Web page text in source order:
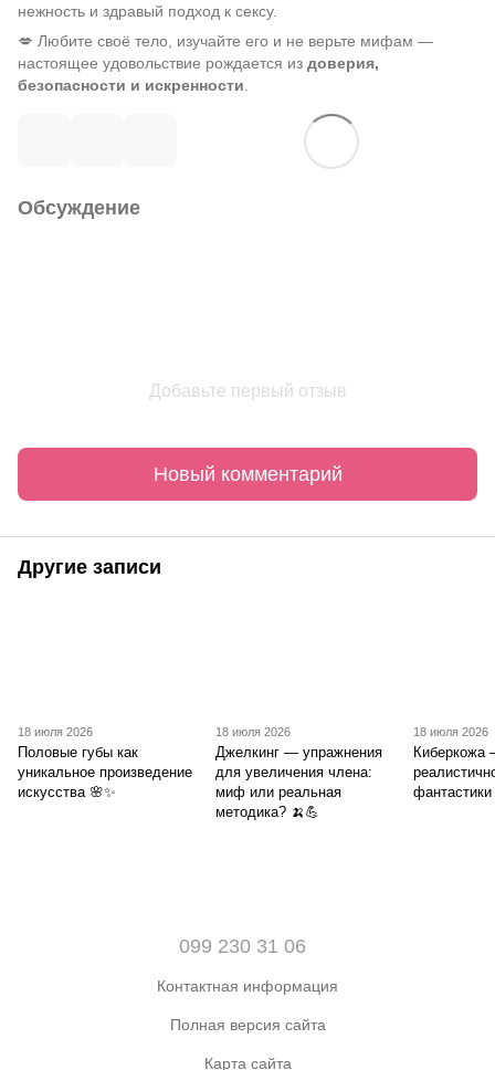
нежность и здравый подход к сексу.
💋 Любите своё тело, изучайте его и не верьте мифам —
настоящее удовольствие рождается из доверия,
безопасности и искренности.
Обсуждение
Добавьте первый отзыв
Новый комментарий
Другие записи
18 июля 2026
Половые губы как
уникальное произведение
искусства 🌸✨
18 июля 2026
Джелкинг — упражнения
для увеличения члена:
миф или реальная
методика? 🍌💪
18 июля 2026
Киберкожа
фантастики
099 230 31 06
Контактная информация
Полная версия сайта
Карта сайта